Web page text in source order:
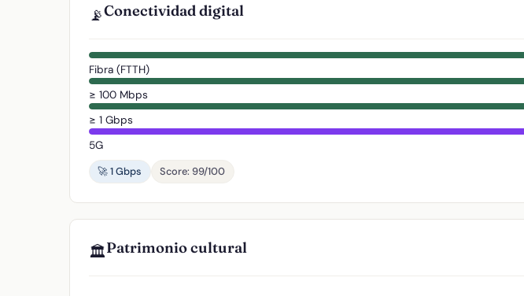
📡Conectividad digital
Fibra (FTTH)
≥ 100 Mbps
≥ 1 Gbps
5G
🚀 1 Gbps
Score: 99/100
🏛️Patrimonio cultural